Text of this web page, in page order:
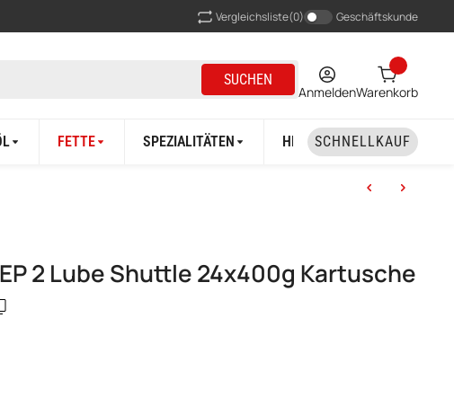
Vergleichsliste(0) Geschäftskunde
SUCHEN
AnmeldenWarenkorb
FETTE SPEZIALITÄTEN HERSTELLER
SCHNELLKAUF
2 Lube Shuttle 24x400g Kartusche